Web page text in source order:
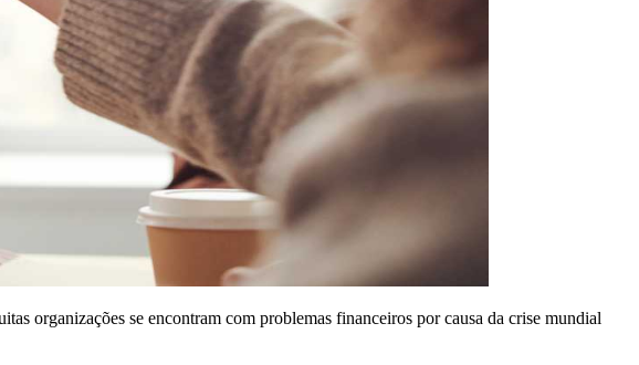
organizações se encontram com problemas financeiros por causa da crise mundial